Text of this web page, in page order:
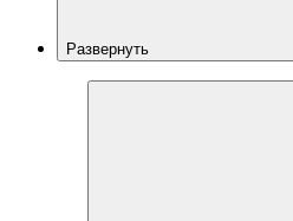
Развернуть